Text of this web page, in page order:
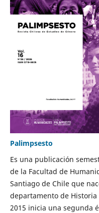
Palimpsesto
Es una publicación
de la Facultad de
Santiago de Chile que
departamento de Historia
2015 inicia una segunda